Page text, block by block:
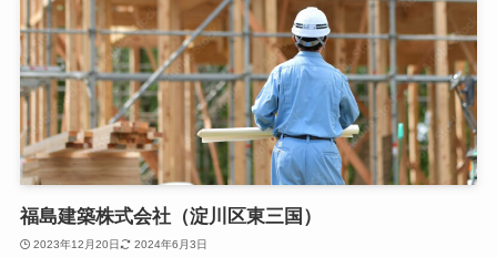
福島建築株式会社（淀川区東三国）
2023年12月20日 2024年6月3日